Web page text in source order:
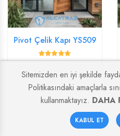
Pivot Çelik Kapı YS509
31% İNDİRİM
0
Sepetim
Sitemizden en iyi şekilde
Politikasındaki amaçlarla
kullanmaktayız. DAHA
KABUL ET